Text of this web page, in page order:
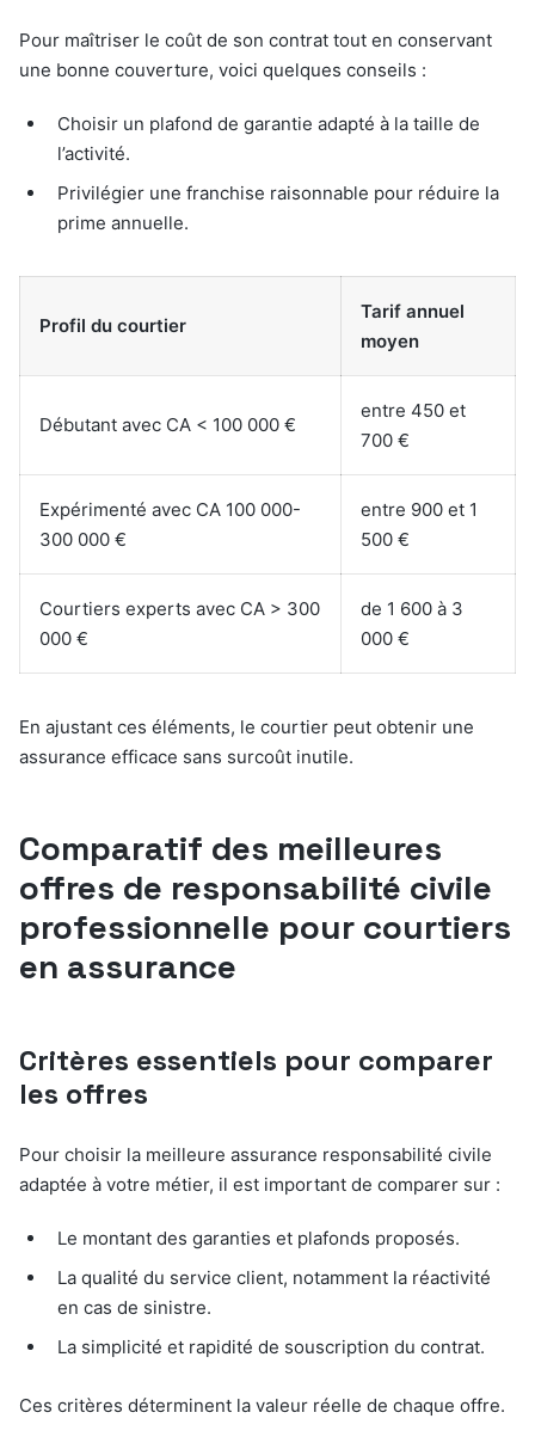
Pour maîtriser le coût de son contrat tout en conservant
une bonne couverture, voici quelques conseils :
Choisir un plafond de garantie adapté à la taille de
l’activité.
Privilégier une franchise raisonnable pour réduire la
prime annuelle.
Profil du courtier
Tarif annuel
moyen
Débutant avec CA < 100 000 €
entre 450 et
700 €
Expérimenté avec CA 100 000-
300 000 €
entre 900 et 1
500 €
Courtiers experts avec CA > 300
000 €
de 1 600 à 3
000 €
En ajustant ces éléments, le courtier peut obtenir une
assurance efficace sans surcoût inutile.
Comparatif des meilleures
offres de responsabilité civile
professionnelle pour courtiers
en assurance
Critères essentiels pour comparer
les offres
Pour choisir la meilleure assurance responsabilité civile
adaptée à votre métier, il est important de comparer sur :
Le montant des garanties et plafonds proposés.
La qualité du service client, notamment la réactivité
en cas de sinistre.
La simplicité et rapidité de souscription du contrat.
Ces critères déterminent la valeur réelle de chaque offre.